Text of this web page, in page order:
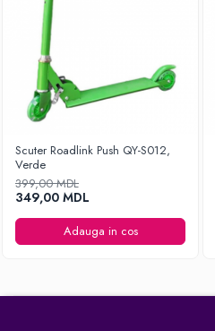
Scuter Roadlink Push QY-S012,
Verde
399,00 MDL
349,00 MDL
Adauga in cos